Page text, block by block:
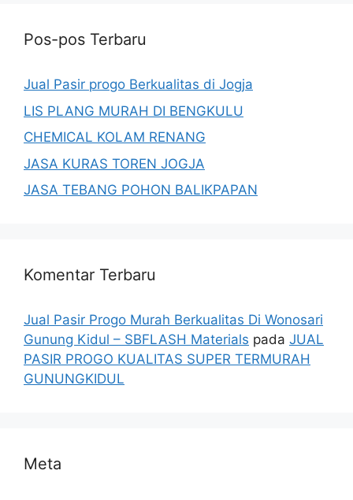
Pos-pos Terbaru
Jual Pasir progo Berkualitas di Jogja
LIS PLANG MURAH DI BENGKULU
CHEMICAL KOLAM RENANG
JASA KURAS TOREN JOGJA
JASA TEBANG POHON BALIKPAPAN
Komentar Terbaru
Jual Pasir Progo Murah Berkualitas Di Wonosari
Gunung Kidul – SBFLASH Materials pada JUAL
PASIR PROGO KUALITAS SUPER TERMURAH
GUNUNGKIDUL
Meta